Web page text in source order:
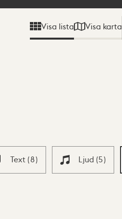
Visa lista Visa karta
Text (8) Ljud (5)